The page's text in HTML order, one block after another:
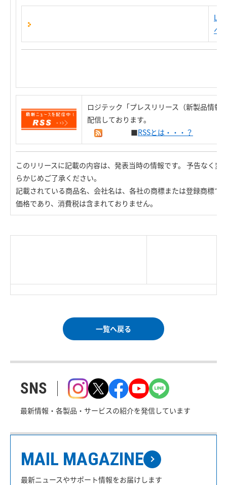
へ
ロジテック「プレスリリース（新製品情報
配信しております。
■RSSとは・・・？
このリリースに記載の内容は、発表当時の情報です。 予告なく変
らかじめご了承ください。
記載されている商品名、会社名は、各社の商標または登録商標で
価格であり、消費税は含まれておりません。
一覧へ戻る
SNS
最新情報・各製品・サービスの紹介を発信しています
MAIL MAGAZINE
最新ニュースやサポート情報をお届けします